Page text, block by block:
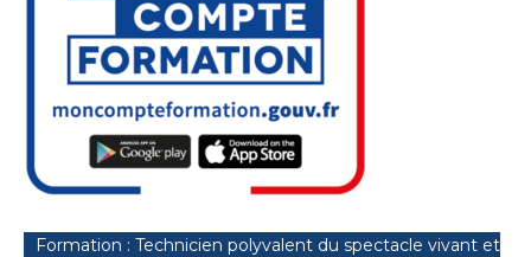
Formation : Technicien polyvalent du spectacle vivant et